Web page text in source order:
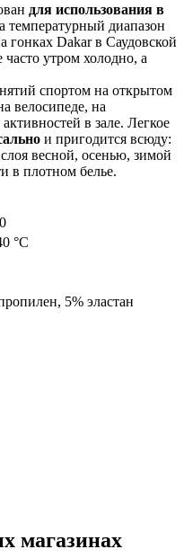
для использования в
температурный диапазон
гонках Dakar в Саудовской
утром холодно, а
спортом на открытом
велосипеде, на
в зале. Легкое
и пригодится всюду:
весной, осенью, зимой
в плотном белье.
°С
5% эластан
магазинах